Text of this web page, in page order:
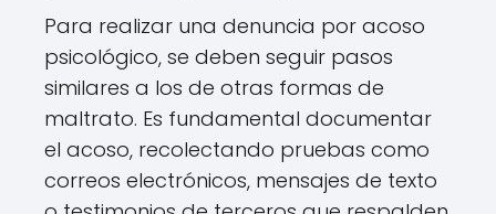
Para realizar una denuncia por acoso
psicológico, se deben seguir pasos
similares a los de otras formas de
maltrato. Es fundamental documentar
el acoso, recolectando pruebas como
correos electrónicos, mensajes de texto